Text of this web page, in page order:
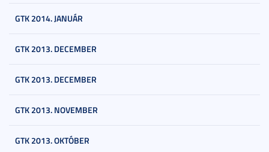
GTK 2014. JANUÁR
GTK 2013. DECEMBER
GTK 2013. DECEMBER
GTK 2013. NOVEMBER
GTK 2013. OKTÓBER